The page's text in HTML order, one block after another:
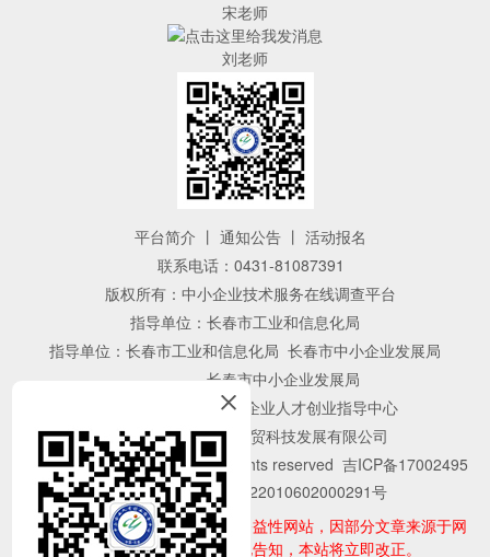
宋老师
刘老师
平台简介 丨 通知公告 丨 活动报名
联系电话：0431-81087391
版权所有：中小企业技术服务在线调查平台
指导单位：长春市工业和信息化局
指导单位：长春市工业和信息化局 长春市中小企业发展局
长春市中小企业发展局
主办单位：长春市中小企业人才创业指导中心
技术支持： 吉林省云贸科技发展有限公司
©2017 www.cccyzdzx.com All rights reserved 吉ICP备17002495
号-1
吉公网备案 22010602000291号
声明：本网站为服务中小企业的公益性网站，因部分文章来源于网
络，如有侵权请来邮、来电告知，本站将立即改正。